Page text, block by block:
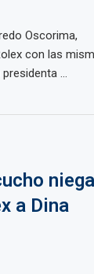
Oscorima,
con las
...
niega
a Dina